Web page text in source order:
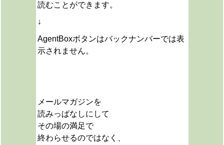
読むことができます。
↓
AgentBoxボタンはバックナンバーでは表
示されません。
メールマガジンを
読みっぱなしにして
その場の満足で
終わらせるのではなく、